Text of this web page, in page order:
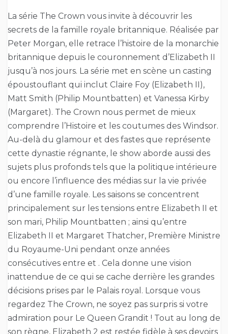
La série The Crown vous invite à découvrir les
secrets de la famille royale britannique. Réalisée par
Peter Morgan, elle retrace l’histoire de la monarchie
britannique depuis le couronnement d’Elizabeth II
jusqu’à nos jours. La série met en scène un casting
époustouflant qui inclut Claire Foy (Elizabeth II),
Matt Smith (Philip Mountbatten) et Vanessa Kirby
(Margaret). The Crown nous permet de mieux
comprendre l’Histoire et les coutumes des Windsor.
Au-delà du glamour et des fastes que représente
cette dynastie régnante, le show aborde aussi des
sujets plus profonds tels que la politique intérieure
ou encore l’influence des médias sur la vie privée
d’une famille royale. Les saisons se concentrent
principalement sur les tensions entre Elizabeth II et
son mari, Philip Mountbatten ; ainsi qu’entre
Elizabeth II et Margaret Thatcher, Première Ministre
du Royaume-Uni pendant onze années
consécutives entre et . Cela donne une vision
inattendue de ce qui se cache derrière les grandes
décisions prises par le Palais royal. Lorsque vous
regardez The Crown, ne soyez pas surpris si votre
admiration pour Le Queen Grandit ! Tout au long de
son règne, Elizabeth 2 est restée fidèle à ses devoirs